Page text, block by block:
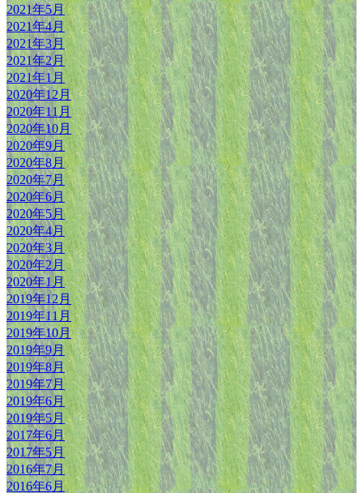
2021年5月
2021年4月
2021年3月
2021年2月
2021年1月
2020年12月
2020年11月
2020年10月
2020年9月
2020年8月
2020年7月
2020年6月
2020年5月
2020年4月
2020年3月
2020年2月
2020年1月
2019年12月
2019年11月
2019年10月
2019年9月
2019年8月
2019年7月
2019年6月
2019年5月
2017年6月
2017年5月
2016年7月
2016年6月